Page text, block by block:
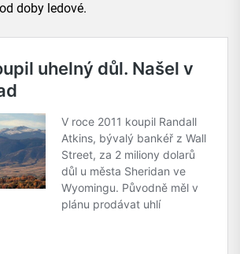
doby ledové.